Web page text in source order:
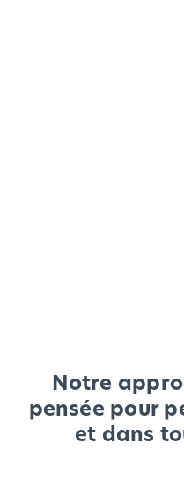
Notre
pensée pour
et dans